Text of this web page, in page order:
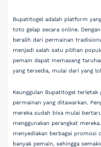
Bupatitogel adalah platform
toto gelap secara online.
beralih dari permainan
menjadi salah satu pilihan
pemain dapat memasang
yang tersedia, mulai dari yang
Keunggulan Bupatitogel terletak
permainan yang ditawarkan.
mereka sudah bisa mulai
menggunakan perangkat
menyediakan berbagai promosi
banyak pemain, sehingga